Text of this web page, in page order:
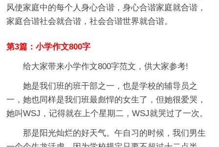
风使家庭中的每个人身心合谐，身心合谐家庭就合谐，
家庭合谐社会就合谐，社会合谐世界就合谐。
第3篇：小学作文800字
给大家带来小学作文800字范文，供大家参考!
她是我们班的班干部之一，也是学校的辅导员之
一，她也同样是我们班最彪悍的女生了，但她很爱哭，
她叫WSJ，记得就在上个星期二，WSJ就哭过了一次。
那是阳光灿烂的好天气。午自习的时候，我们男生